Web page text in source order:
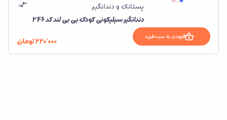
پستانک و دندانگیر
دندانگیر سیلیکونی کودک بی‌ بی‌ لند کد 246
افزودن به سبدخرید ۲۲۰٬۰۰۰تومان